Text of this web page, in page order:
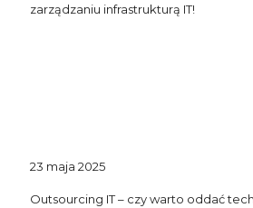
zarządzaniu infrastrukturą IT!
23 maja 2025
Outsourcing IT – czy warto oddać